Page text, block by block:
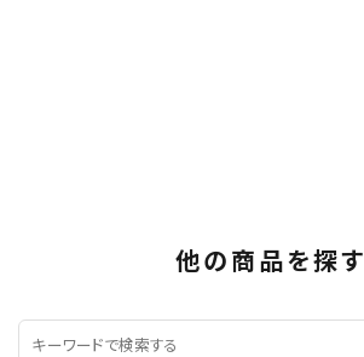
他の商品を探す